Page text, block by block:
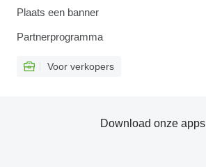
Plaats een banner
Partnerprogramma
Voor verkopers
Download onze apps